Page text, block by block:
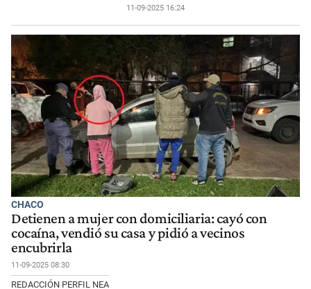
11-09-2025 16:24
CHACO
Detienen a mujer con domiciliaria: cayó con
cocaína, vendió su casa y pidió a vecinos
encubrirla
11-09-2025 08:30
REDACCIÓN PERFIL NEA